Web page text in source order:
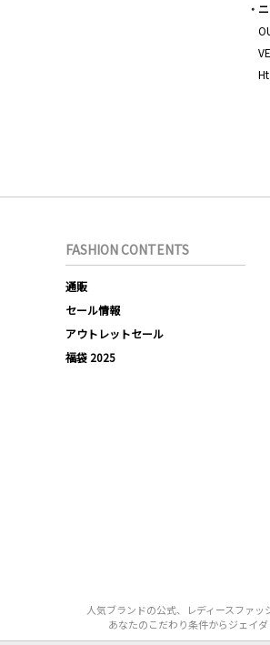
FASHION CONTENTS
通販
セール情報
アウトレットセール
福袋 2025
人気ブランドの公式、レディースファ
あなたのこだわり条件からジェイ